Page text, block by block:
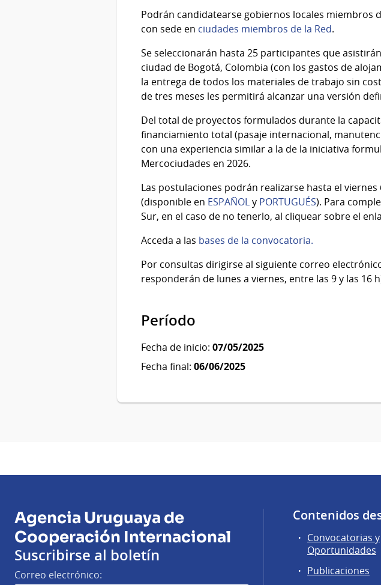
Podrán candidatearse gobiernos locales miembros
con sede en ciudades miembros de la Red.
Se seleccionarán hasta 25 participantes que
ciudad de Bogotá, Colombia (con los gastos de
la entrega de todos los materiales de trabajo sin
de tres meses les permitirá alcanzar una versión
Del total de proyectos formulados durante la
financiamiento total (pasaje internacional,
con una experiencia similar a la de la iniciativa
Mercociudades en 2026.
Las postulaciones podrán realizarse hasta el viernes
(disponible en ESPAÑOLy PORTUGUÉS). Para
Sur, en el caso de no tenerlo, al cliquear sobre el
Acceda a las bases de la convocatoria.
Por consultas dirigirse al siguiente correo
responderán de lunes a viernes, entre las 9 y las 16
Período
Fecha de inicio: 07/05/2025
Fecha final: 06/06/2025
Agencia Uruguaya de
Cooperación Internacional
Suscribirse al boletín
Correo electrónico:
Contenidos
Convocatorias y
Oportunidades
Publicaciones